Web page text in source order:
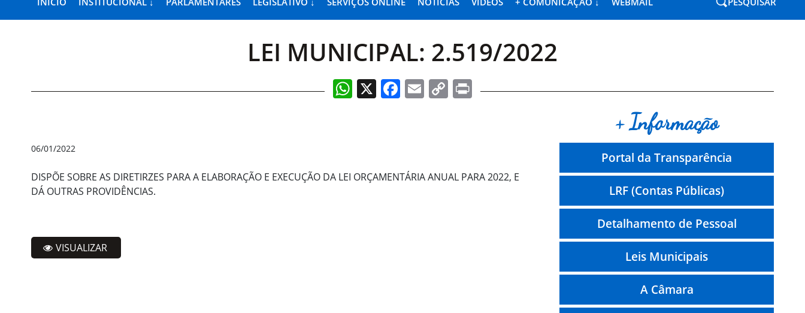
LEI MUNICIPAL: 2.519/2022
WhatsApp
X Facebook
EmailCopyPrint
06/01/2022
DISPÕE SOBRE AS DIRETIRZES PARA A ELABORAÇÃO E EXECUÇÃO DA LEI ORÇAMENTÁRIA ANUAL PARA 2022, E
DÁ OUTRAS PROVIDÊNCIAS.
VISUALIZAR
+ Informação
Portal da Transparência
LRF (Contas Públicas)
Detalhamento de Pessoal
Leis Municipais
A Câmara